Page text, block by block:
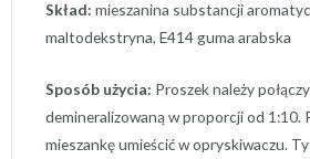
Skład: mieszanina substancji
maltodekstryna, E414 guma arabska
Sposób użycia: Proszek należy
demineralizowaną w proporcji od 1:10.
mieszankę umieścić w opryskiwaczu.